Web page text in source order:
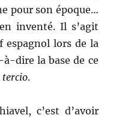
pour son époque…
inventé. Il s’agit
espagnol lors de la
dire la base de ce
tercio.
c’est d’avoir